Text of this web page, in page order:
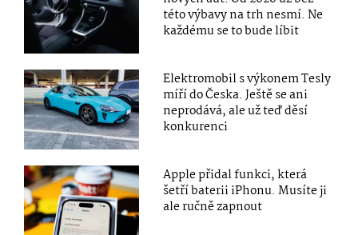
této výbavy na trh nesmí. Ne
každému se to bude líbit
Elektromobil s výkonem Tesly
míří do Česka. Ještě se ani
neprodává, ale už teď děsí
konkurenci
Apple přidal funkci, která
šetří baterii iPhonu. Musíte ji
ale ručně zapnout